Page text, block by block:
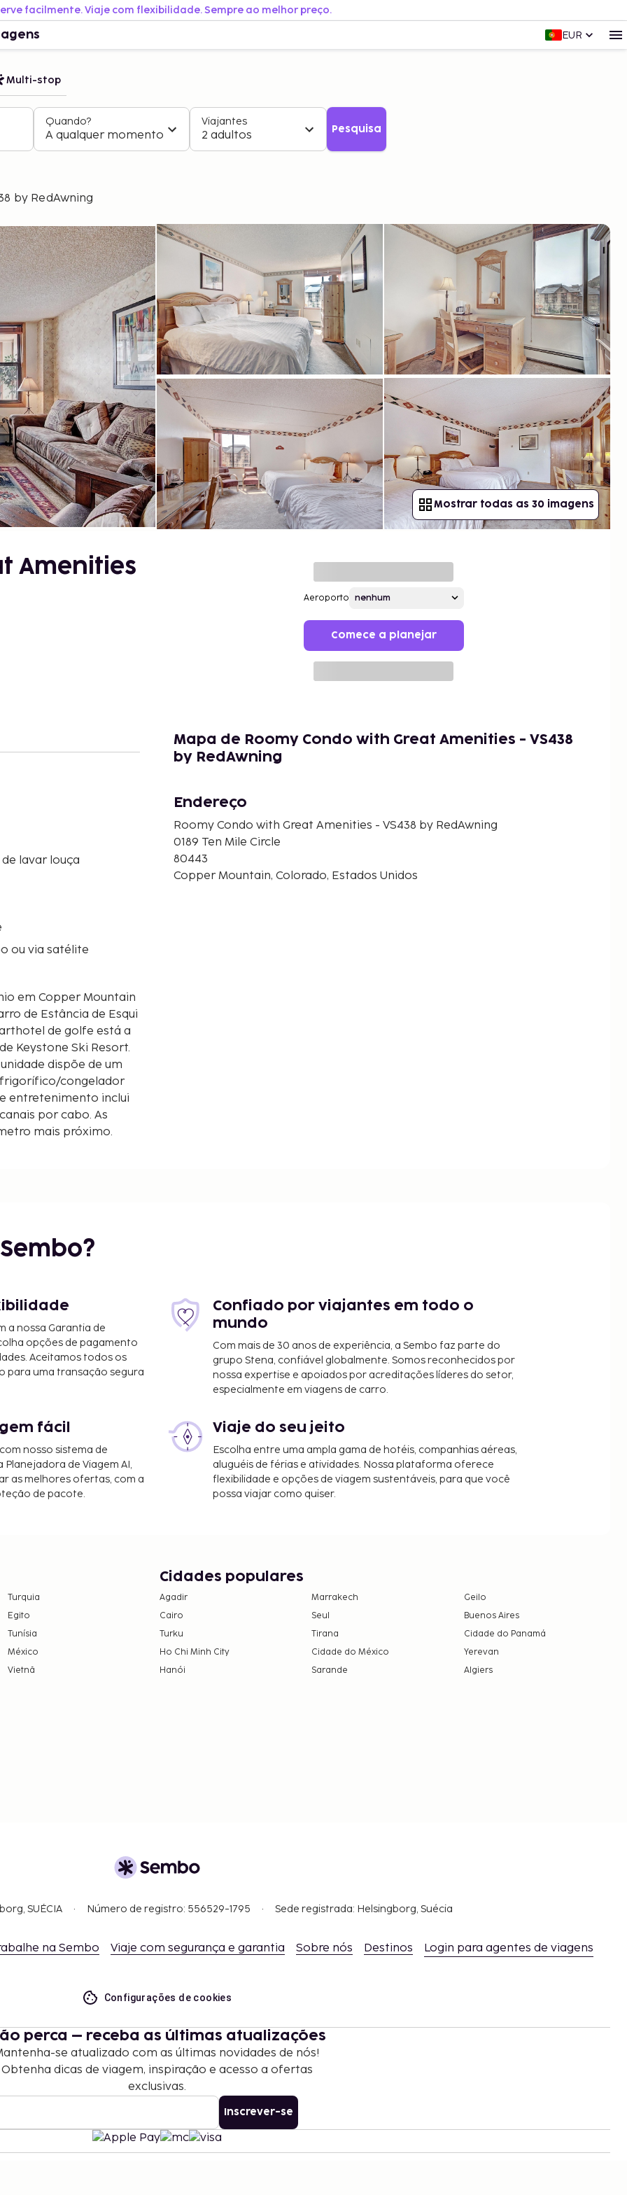
facilmente. Viaje com flexibilidade. Sempre ao melhor preço.
EUR
Multi-stop
Quando?
A qualquer momento
Viajantes
2 adultos Pesquisa
by RedAwning
Mostrar todas as 30 imagens
Amenities
Aeroporto
Comece a planejar
lavar louça
ou via satélite
em Copper Mountain
de Estância de Esqui
Keystone Ski Resort.
dispõe de um
frigorífico/congelador
entretenimento inclui
por cabo. As
mais próximo.
mi
- 89,6 km/55,7 mi
- 136,3 km/84,7
102,1 mi
elevador e cacifos. Há
custos. Podem
da estadia e a
dos pais ou tutor,
Mapa de Roomy Condo with Great Amenities - VS438
by RedAwning
Endereço
Roomy Condo with Great Amenities - VS438 by RedAwning
0189 Ten Mile Circle
80443
Copper Mountain, Colorado, Estados Unidos
a nossa Garantia de
opções de pagamento
Aceitamos todos os
para uma transação segura
Confiado por viajantes em todo o
mundo
Com mais de 30 anos de experiência, a Sembo faz parte do
grupo Stena, confiável globalmente. Somos reconhecidos por
nossa expertise e apoiados por acreditações líderes do setor,
especialmente em viagens de carro.
fácil
nosso sistema de
Planejadora de Viagem AI,
as melhores ofertas, com a
de pacote.
Viaje do seu jeito
Escolha entre uma ampla gama de hotéis, companhias aéreas,
aluguéis de férias e atividades. Nossa plataforma oferece
flexibilidade e opções de viagem sustentáveis, para que você
possa viajar como quiser.
Turquia
Egito
Tunísia
México
Vietnã
Cidades populares
Agadir Marrakech
Geilo
Cairo
Seul
Buenos Aires
Turku
Tirana
Cidade do Panamá
Ho Chi Minh City
Cidade do México
Yerevan
Hanói
Sarande Algiers
SUÉCIA Número de registro: 556529-1795 Sede registrada: Helsingborg, Suécia
na Sembo Viaje com segurança e garantia Sobre nós Destinos Login para agentes de viagens
Configurações de cookies
perca – receba as últimas atualizações
se atualizado com as últimas novidades de nós!
Obtenha dicas de viagem, inspiração e acesso a ofertas
exclusivas.
Inscrever-se